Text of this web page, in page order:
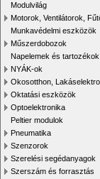
Modulvilág
Motorok, Ventilátorok,
Munkavédelmi eszközök
Műszerdobozok
Napelemek és tartozékok
NYÁK-ok
Okosotthon,
Oktatási eszközök
Optoelektronika
Peltier modulok
Pneumatika
Szenzorok
Szerelési segédanyagok
Szerszám és forrasztás